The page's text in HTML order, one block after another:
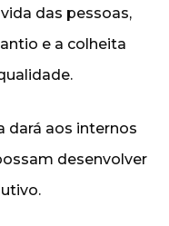
das pessoas,
e a colheita
dará aos internos
desenvolver